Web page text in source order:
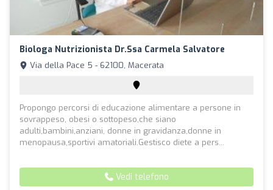
Biologa Nutrizionista Dr.ssa Carmela Salvatore
Via della Pace 5 - 62100, Macerata
Propongo percorsi di educazione alimentare a persone in
sovrappeso, obesi o sottopeso,che siano
adulti,bambini,anziani, donne in gravidanza,donne in
menopausa,sportivi amatoriali.Gestisco diete a pers...
Vedi telefono